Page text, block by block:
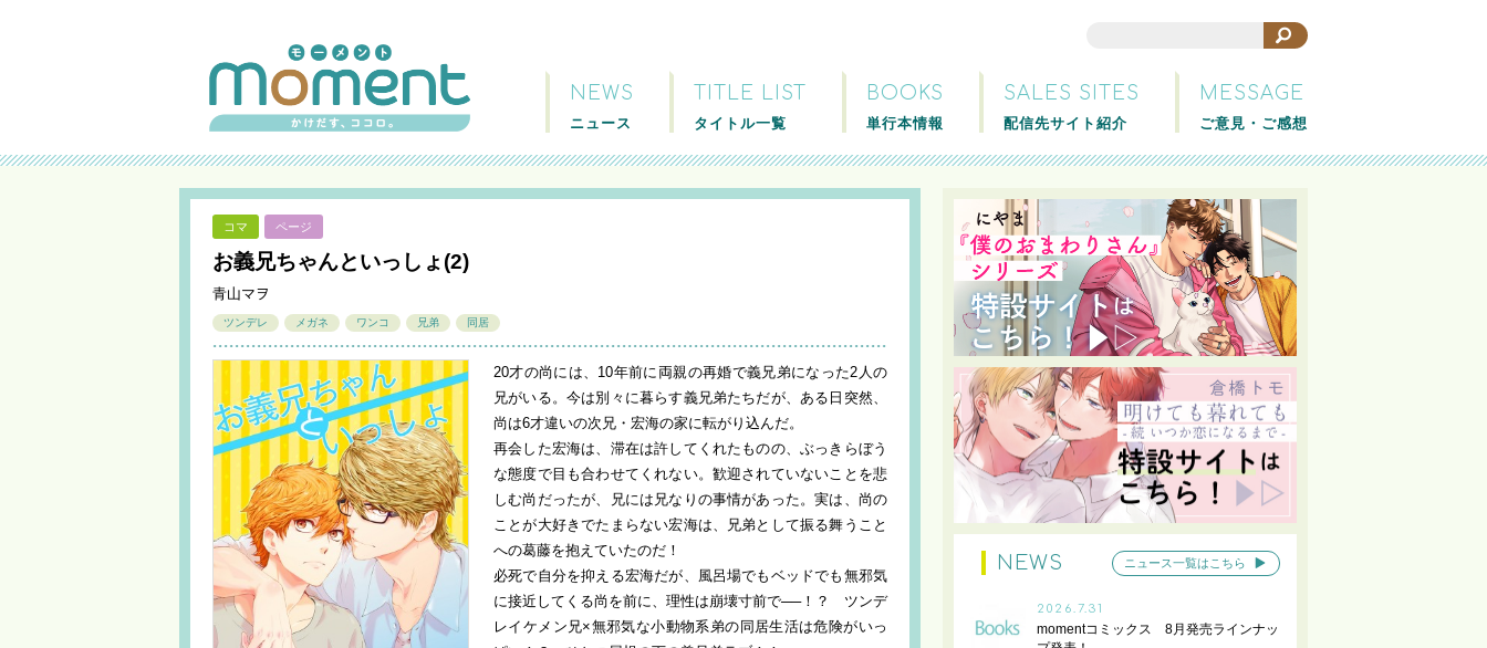
NEWS
ニュース
TITLE LIST
タイトル一覧
BOOKS
単行本情報
SALES SITES
配信先サイト紹介
MESSAGE
ご意見・ご感想
コマ ページ
お義兄ちゃんといっしょ(2)
青山マヲ
ツンデレ メガネ ワンコ 兄弟 同居
20才の尚には、10年前に両親の再婚で義兄弟になった2人の
兄がいる。今は別々に暮らす義兄弟たちだが、ある日突然、
尚は6才違いの次兄・宏海の家に転がり込んだ。
再会した宏海は、滞在は許してくれたものの、ぶっきらぼう
な態度で目も合わせてくれない。歓迎されていないことを悲
しむ尚だったが、兄には兄なりの事情があった。実は、尚の
ことが大好きでたまらない宏海は、兄弟として振る舞うこと
への葛藤を抱えていたのだ！
必死で自分を抑える宏海だが、風呂場でもベッドでも無邪気
に接近してくる尚を前に、理性は崩壊寸前で──！？ ツンデ
レイケメン兄×無邪気な小動物系弟の同居生活は危険がいっ
NEWS ニュース一覧はこちら
2026.7.31
momentコミックス 8月発売ラインナッ